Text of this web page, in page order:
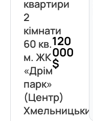
квартири
2
кімнати
60 кв.
м. ЖК
«Дрім
парк»
(Центр)
Хмельницький
120
000
$